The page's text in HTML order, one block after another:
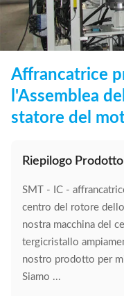
Affrancatrice
l'Assemblea
statore del
Riepilogo Prodotto
SMT - IC -
centro del rotore
nostra macchina del
tergicristallo
nostro prodotto per
Siamo ...